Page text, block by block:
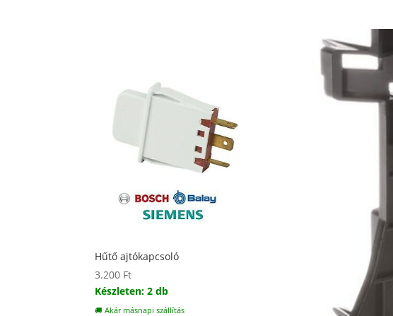
Hűtő ajtókapcsoló
3.200 Ft
Készleten: 2 db
🚚 Akár másnapi szállítás